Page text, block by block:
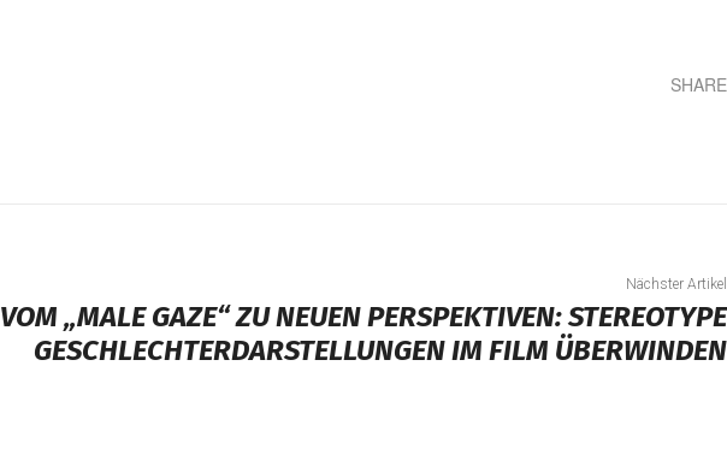
SHARE
Nächster Artikel
VOM „MALE GAZE“ ZU NEUEN PERSPEKTIVEN: STEREOTYPE
GESCHLECHTERDARSTELLUNGEN IM FILM ÜBERWINDEN